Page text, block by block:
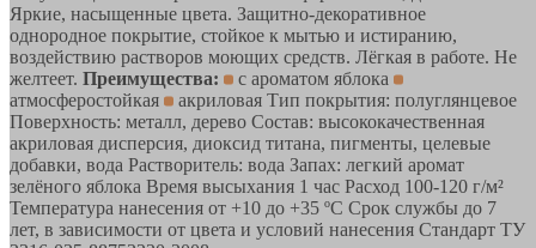
Яркие, насыщенные цвета. Защитно-декоративное
однородное покрытие, стойкое к мытью и истиранию,
воздействию растворов моющих средств. Лёгкая в работе. Не
желтеет. Преимущества:
с ароматом яблока
атмосферостойкая
акриловая Тип покрытия: полуглянцевое
Поверхность: металл, дерево Состав: высококачественная
акриловая дисперсия, диоксид титана, пигменты, целевые
добавки, вода Растворитель: вода Запах: легкий аромат
зелёного яблока Время высыхания 1 час Расход 100-120 г/м²
Температура нанесения от +10 до +35 ºС Срок службы до 7
лет, в зависимости от цвета и условий нанесения Стандарт ТУ